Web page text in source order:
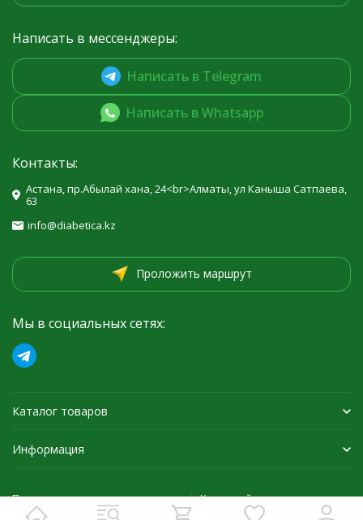
Написать в мессенджеры:
Написать в Telegram
Написать в Whatsapp
Контакты:
Астана, пр.Абылай хана, 24<br>Алматы, ул Каныша Сатпаева,
63
info@diabetica.kz
Проложить маршрут
Мы в социальных сетях:
Каталог товаров
Информация
Политика персональных данных Карта сайта